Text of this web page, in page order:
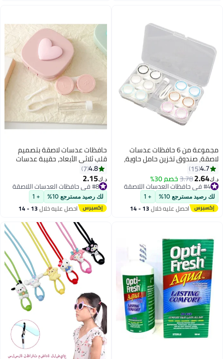
مجموعة من 6 حافظات عدسات
لاصقة، صندوق تخزين حامل حاوية،
أطقم سفر للعدسات اللاصقة
4.7
15
د.ك‏2.64
3.78خصم 30% #4 في حافظات العدسات اللاصقة
تم بيع +10 مؤخرًا
#4 في حافظات العدسات اللاصقة
لك رصيد مسترجع 10% + 1
احصل عليه خلال 13 - 14
حافظات عدسات لاصقة بتصميم
قلب ثلاثي الأبعاد، حقيبة عدسات
لاصقة بلون المعكرون مع ملاقط
زجاجة مرآة (وردي)
4.8
7
د.ك‏2.15
#8 في حافظات العدسات اللاصقة
#8 في حافظات العدسات اللاصقة
لك رصيد مسترجع 10% + 1
احصل عليه خلال 13 - 14